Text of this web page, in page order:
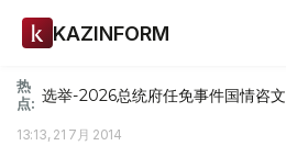
KAZINFORM
热
点: 选举-2026总统府任免事件国情咨文
13:13, 21 7月 2014